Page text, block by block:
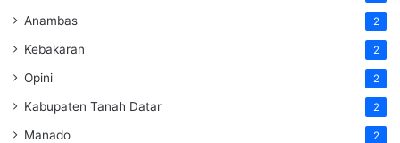
Anambas 2
Kebakaran 2
Opini 2
Kabupaten Tanah Datar 2
Manado 2